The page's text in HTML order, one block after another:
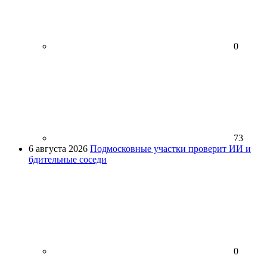
0
73
6 августа 2026 Подмосковные участки проверит ИИ и
бдительные соседи
0